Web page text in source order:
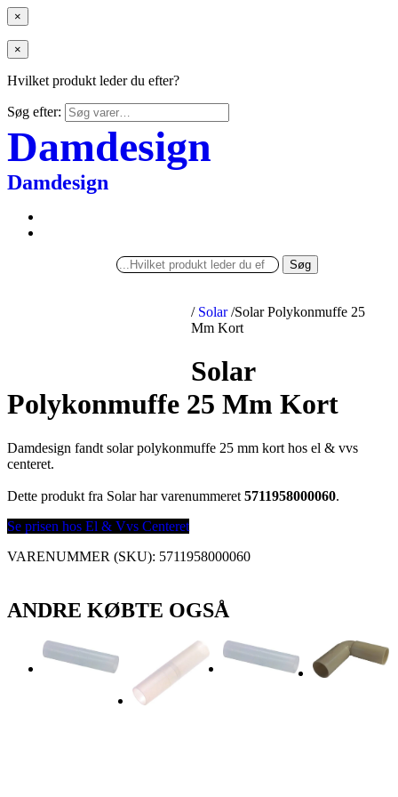
×
×
Hvilket produkt leder du efter?
Søg efter:
Damdesign
Damdesign
Søg
/ Solar /Solar Polykonmuffe 25
Mm Kort
Solar
Polykonmuffe 25 Mm Kort
Damdesign fandt solar polykonmuffe 25 mm kort hos el & vvs
centeret.
Dette produkt fra Solar har varenummeret 5711958000060.
Se prisen hos El & Vvs Centeret
VARENUMMER (SKU): 5711958000060
ANDRE KØBTE OGSÅ